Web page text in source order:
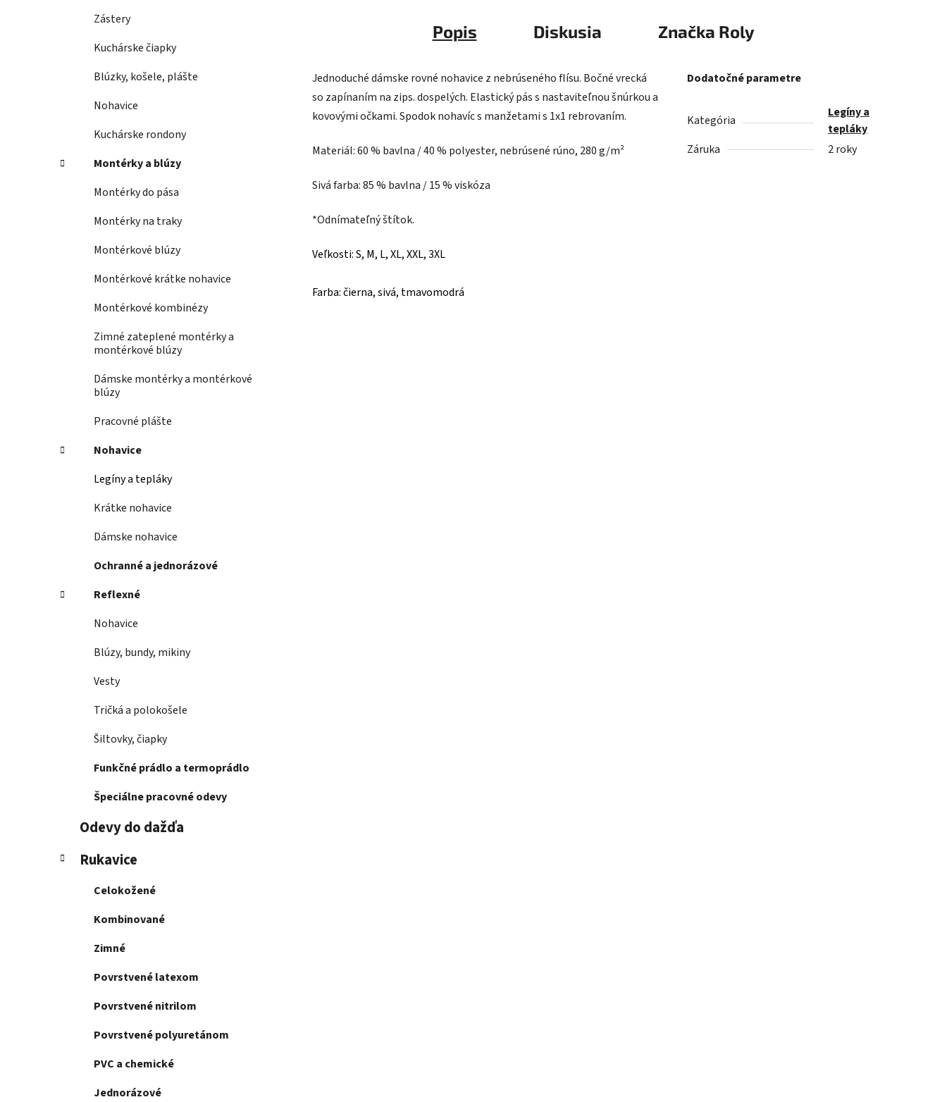
Zástery
Kuchárske čiapky
Blúzky, košele, plášte
Nohavice
Kuchárske rondony
Montérky a blúzy
Montérky do pása
Montérky na traky
Montérkové blúzy
Montérkové krátke nohavice
Montérkové kombinézy
Zimné zateplené montérky a
montérkové blúzy
Dámske montérky a montérkové
blúzy
Pracovné plášte
Nohavice
Legíny a tepláky
Krátke nohavice
Dámske nohavice
Ochranné a jednorázové
Reflexné
Nohavice
Blúzy, bundy, mikiny
Vesty
Tričká a polokošele
Šiltovky, čiapky
Funkčné prádlo a termoprádlo
Špeciálne pracovné odevy
Odevy do dažďa
Rukavice
Celokožené
Kombinované
Zimné
Povrstvené latexom
Povrstvené nitrilom
Povrstvené polyuretánom
PVC a chemické
Jednorázové
Popis Diskusia Značka Roly
Jednoduché dámske rovné nohavice z nebrúseného flísu. Bočné vrecká
so zapínaním na zips. dospelých. Elastický pás s nastaviteľnou šnúrkou a
kovovými očkami. Spodok nohavíc s manžetami s 1x1 rebrovaním.
Materiál: 60 % bavlna / 40 % polyester, nebrúsené rúno, 280 g/m²
Sivá farba: 85 % bavlna / 15 % viskóza
*Odnímateľný štítok.
Veľkosti: S, M, L, XL, XXL, 3XL
Farba: čierna, sivá, tmavomodrá
Dodatočné parametre
Kategória
Legíny a
tepláky
Záruka
2 roky